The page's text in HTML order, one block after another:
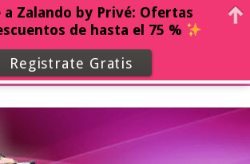
Zalando by Privé: Ofertas
de hasta el 75 %
Registrate Gratis